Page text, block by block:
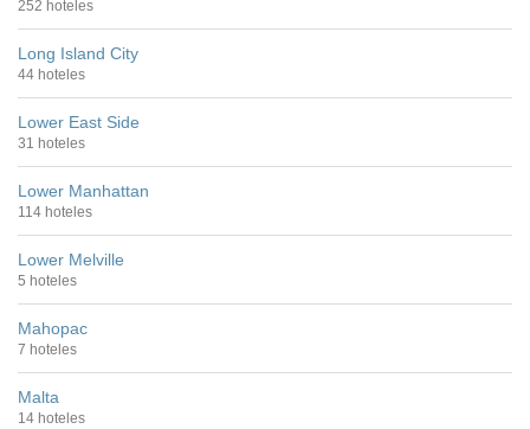
252 hoteles
Long Island City
44 hoteles
Lower East Side
31 hoteles
Lower Manhattan
114 hoteles
Lower Melville
5 hoteles
Mahopac
7 hoteles
Malta
14 hoteles